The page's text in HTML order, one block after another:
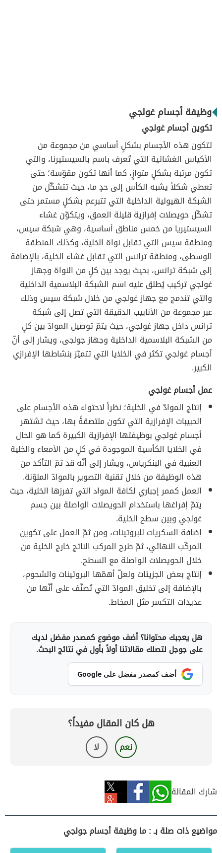
وظيفة أجسام غولجي
تكوين أجسام غولجي
تتكون هذه الأجسام بشكلٍ أساسي من مجموعة من
الأكياس الغشائية التي تُعرف باسم بالسيستيرنا، والتي
تكون مرتبة بشكلٍ متوازٍ، كما أنها تكون مقوّسة؛ حتى
تعطي شكلاً يشبه الكأس إلى حدٍ ما، حيث تتشكّل من
الشبكة الهيولية الداخلية التي تتبرعم بشكلٍ مستمر حتى
تشكّل حويصلات إفرازية قليلة العمق، ويتكوّن غشاء
السيستيريا من خمس مناطق أساسية، وهي شبكة سيس،
ومنطقة سيس التي تقابل نواة الخلية، وكذلك المنطقة
الوسطى، ومنطقة ترانس التي تقابل غشاء الخلية، بالإضافة
إلى شبكة ترانس، بحيث يوجد بين كلٍ من النواة وجهاز
غولجي تركيب يُطلق عليه اسم الشبكة البلاسمية الداخلية
والتي تندمج مع جهاز غولجي من خلال شبكة سيس وذلك
عبر مجموعة من الأنابيب الدقيقة التي تصل إلى شبكة
ترانس داخل جهاز غولجي، حيث يتمّ توصيل الموادّ بين كلٍ
من الشبكة البلاسمية الداخلية وجهاز جولجى، ويشار إلى أنّ
أجسام غولجي تكثر في الخلايا التي تتميّز بنشاطها الإفرازي
الكبير.
عمل أجسام غولجي
إنتاج الموادّ في الخلية؛ نظراً لاحتواء هذه الأجسام على
الحبيبات الإفرازية التي تكون ملتصقةً بها، حيث تشتهر
أجسام غولجي بوظيفتها الإفرازية الكبيرة كما هو الحال
في الخلايا الكأسية الموجودة في كلٍ من الأمعاء والخلية
العنبية في البنكرياس، ويشار إلى أنّه قد تمّ التأكد من
هذه الوظيفة من خلال تقنية التصوير بالموادّ الملوّنة.
العمل كممر إجباري لكافة المواد التي تفرزها الخلية، حيث
يتمّ إفراغها باستخدام الحويصلات الواصلة بين جسم
غولجي وبين سطح الخلية.
إضافة السكريات للبروتينات، ومن ثمّ العمل على تكوين
المركّب النهائي، ثمّ طرح المركب الناتج خارج الخلية من
خلال الحويصلات الواصلة مع السطح.
إنتاج بعض الجزيئات ولعلّ أهمّها البروتينات والشحوم،
بالإضافة إلى تخليق الموادّ التي تُصنّف على أنّها من
عديدات التكسر مثل المخاط.
هل يعجبك محتوانا؟ أضف موضوع كمصدر مفضل لديك
على جوجل لتصلك مقالاتنا أولاً بأول في نتائج البحث.
أضف كمصدر مفضل على Google
هل كان المقال مفيداً؟
نعم لا
شارك المقالة
مواضيع ذات صلة بـ : ما وظيفة أجسام جولجي